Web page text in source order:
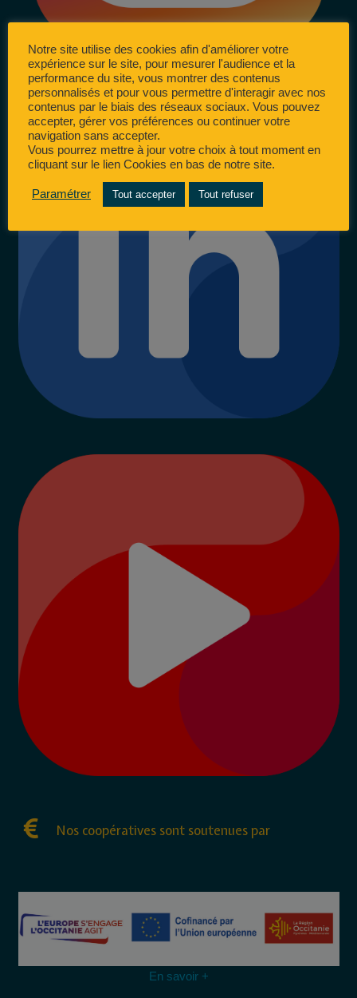
Nos coopératives sont soutenues par
En savoir +
Notre site utilise des cookies afin d'améliorer votre
expérience sur le site, pour mesurer l'audience et la
performance du site, vous montrer des contenus
personnalisés et pour vous permettre d'interagir avec nos
contenus par le biais des réseaux sociaux. Vous pouvez
accepter, gérer vos préférences ou continuer votre
navigation sans accepter.
Vous pourrez mettre à jour votre choix à tout moment en
cliquant sur le lien Cookies en bas de notre site.
Paramétrer Tout accepter Tout refuser